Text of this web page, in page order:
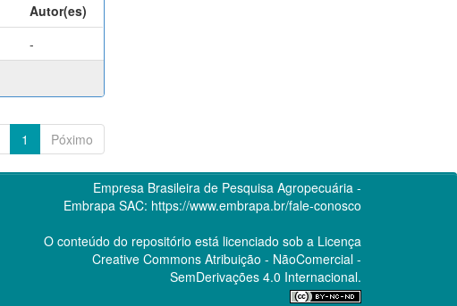
Autor(es)
-
1 Póximo
Empresa Brasileira de Pesquisa Agropecuária -
Embrapa SAC: https://www.embrapa.br/fale-conosco
O conteúdo do repositório está licenciado sob a Licença
Creative CommonsAtribuição - NãoComercial -
SemDerivações 4.0 Internacional.